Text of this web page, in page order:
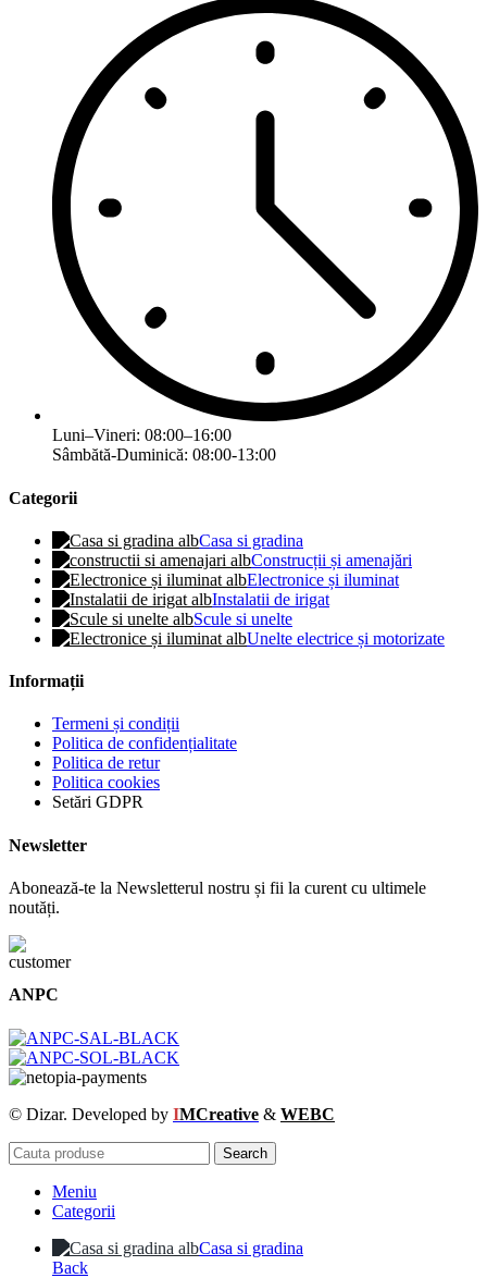
Luni–Vineri: 08:00–16:00
Sâmbătă-Duminică: 08:00-13:00
Categorii
Casa si gradina
Construcții și amenajări
Electronice și iluminat
Instalatii de irigat
Scule si unelte
Unelte electrice și motorizate
Informații
Termeni și condiții
Politica de confidențialitate
Politica de retur
Politica cookies
Setări GDPR
Newsletter
Abonează-te la Newsletterul nostru și fii la curent cu ultimele
noutăți.
ANPC
© Dizar. Developed by IMCreative & WEBC
Search
Meniu
Categorii
Casa si gradina
Back